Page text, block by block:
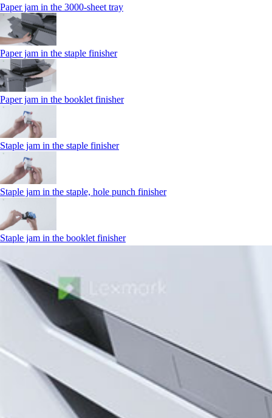
Paper jam in the 3000-sheet tray
Paper jam in the staple finisher
Paper jam in the booklet finisher
Staple jam in the staple finisher
Staple jam in the staple, hole punch finisher
Staple jam in the booklet finisher